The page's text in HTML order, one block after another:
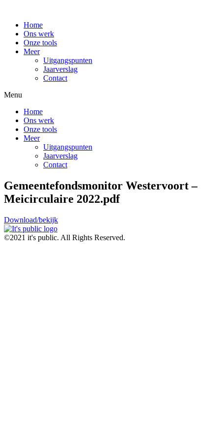
Home
Ons werk
Onze tools
Meer
Uitgangspunten
Jaarverslag
Contact
Menu
Home
Ons werk
Onze tools
Meer
Uitgangspunten
Jaarverslag
Contact
Gemeentefondsmonitor Westervoort –
Meicirculaire 2022.pdf
Download/bekijk
©2021 it's public. All Rights Reserved.